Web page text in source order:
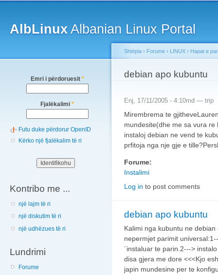
AlbLinuxAlbanian Linux Portal
Emri i përdoruesit *
Fjalëkalimi *
Futu duke përdorur OpenID
Kërko një fjalëkalim të ri
Kontribo me ...
një lajm të ri
një diskutim të ri
një udhëzues të ri
Lundrimi
Forume
You are here
Shtëpia › Forume › LINUX › Hapat e
debian apo kubuntu
Enj, 17/11/2005 - 4:10md — trip
Mirembrema te
mundesite(dhe me sa vura
instaloj debian ne vend te
prfitoja nga nje gje e
Forume:
Instalimi
Log in to post comments
debian apo kubuntu
Kalimi nga kubuntu ne
nepermjet parimit
´instaluar te parin.2--->
disa gjera me dore <<<Kjo
japin mundesine per te